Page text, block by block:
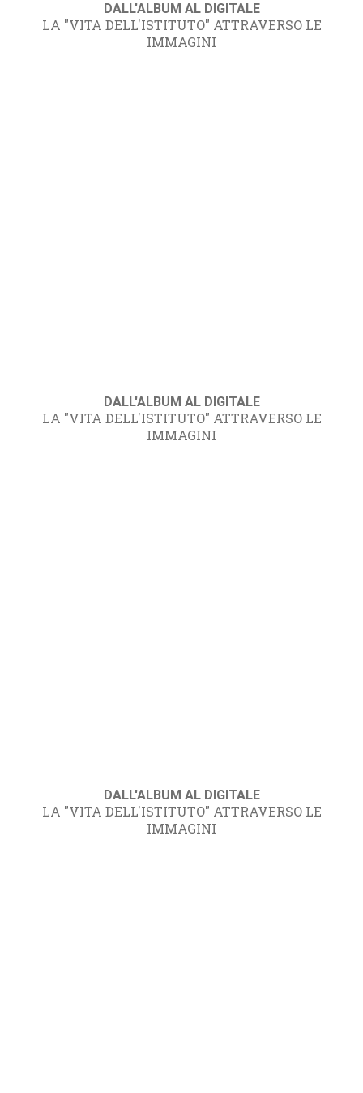
DALL'ALBUM AL DIGITALE
LA "VITA DELL'ISTITUTO" ATTRAVERSO LE
IMMAGINI
DALL'ALBUM AL DIGITALE
LA "VITA DELL'ISTITUTO" ATTRAVERSO LE
IMMAGINI
DALL'ALBUM AL DIGITALE
LA "VITA DELL'ISTITUTO" ATTRAVERSO LE
IMMAGINI